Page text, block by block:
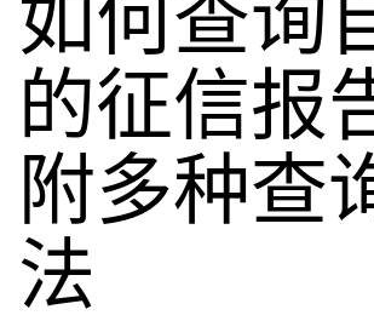
的征信报
附多种查
法